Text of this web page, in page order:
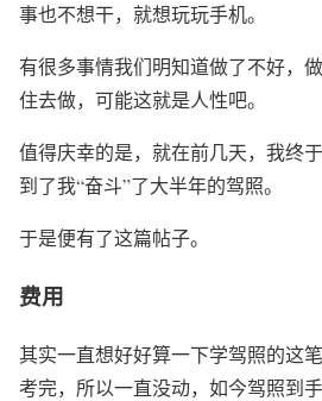
事也不想干，就想玩玩手机。
有很多事情我们明知道做了不好，
住去做，可能这就是人性吧。
值得庆幸的是，就在前几天，我终
到了我“奋斗”了大半年的驾照。
于是便有了这篇帖子。
费用
其实一直想好好算一下学驾照的这
考完，所以一直没动，如今驾照到